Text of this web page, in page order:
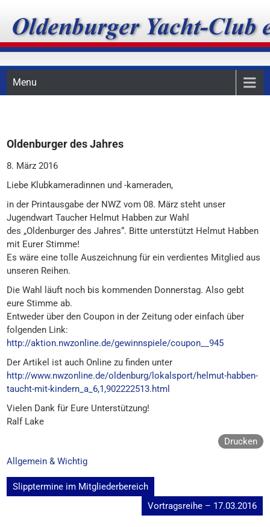
content
Oldenburger Yacht-Club
e.V.
Menu
Oldenburger des Jahres
8. März 2016
Liebe Klubkameradinnen und -kameraden,
in der Printausgabe der NWZ vom 08. März steht unser
Jugendwart Taucher Helmut Habben zur Wahl
des „Oldenburger des Jahres“. Bitte unterstützt Helmut Habben
mit Eurer Stimme!
Es wäre eine tolle Auszeichnung für ein verdientes Mitglied aus
unseren Reihen.
Die Wahl läuft noch bis kommenden Donnerstag. Also gebt
eure Stimme ab.
Entweder über den Coupon in der Zeitung oder einfach über
folgenden Link:
http://aktion.nwzonline.de/gewinnspiele/coupon__945
Der Artikel ist auch Online zu finden unter
http://www.nwzonline.de/oldenburg/lokalsport/helmut-habben-
taucht-mit-kindern_a_6,1,902222513.html
Vielen Dank für Eure Unterstützung!
Ralf Lake
Drucken
Allgemein & Wichtig
Beitragsnavigation
Slipptermine im Mitgliederbereich
Vortragsreihe – 17.03.2016